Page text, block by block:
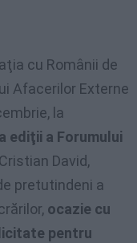
cu Românii de
Afacerilor Externe
la
ediţii a Forumului
Cristian David,
pretutindeni a
ocazie cu
pentru